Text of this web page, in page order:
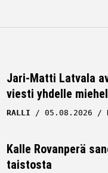
Jari-Matti Latvala
viesti yhdelle
RALLI 05.08.2026
Kalle Rovanperä
taistosta